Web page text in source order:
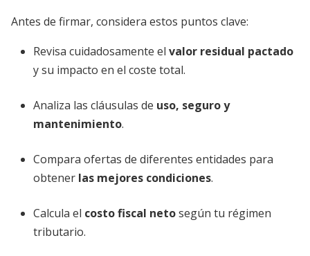
Antes de firmar, considera estos puntos clave:
Revisa cuidadosamente el valor residual pactado
y su impacto en el coste total.
Analiza las cláusulas de uso, seguro y
mantenimiento.
Compara ofertas de diferentes entidades para
obtener las mejores condiciones.
Calcula el costo fiscal netosegún tu régimen
tributario.